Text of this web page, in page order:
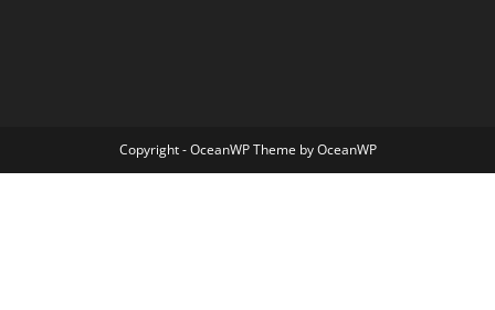
Copyright - OceanWP Theme by OceanWP